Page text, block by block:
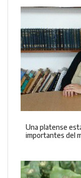
Una platense
importantes del